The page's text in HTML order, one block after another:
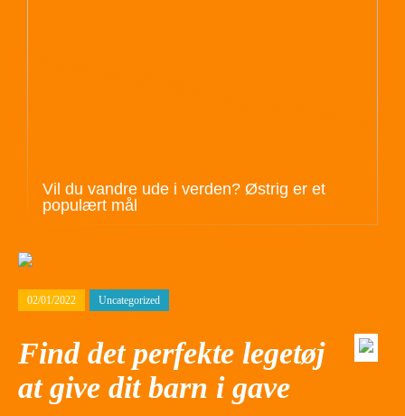
Vil du vandre ude i verden? Østrig er et
populært mål
02/01/2022 Uncategorized
Find det perfekte legetøj
at give dit barn i gave